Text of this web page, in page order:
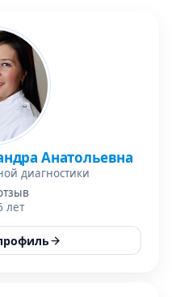
Анатольевна
диагностики
лет